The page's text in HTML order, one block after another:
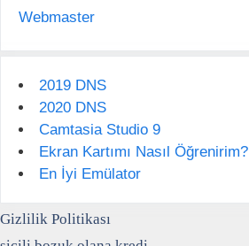
Webmaster
2019 DNS
2020 DNS
Camtasia Studio 9
Ekran Kartımı Nasıl Öğrenirim?
En İyi Emülator
Gizlilik Politikası